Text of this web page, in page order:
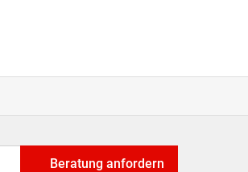
Beratung anfordern